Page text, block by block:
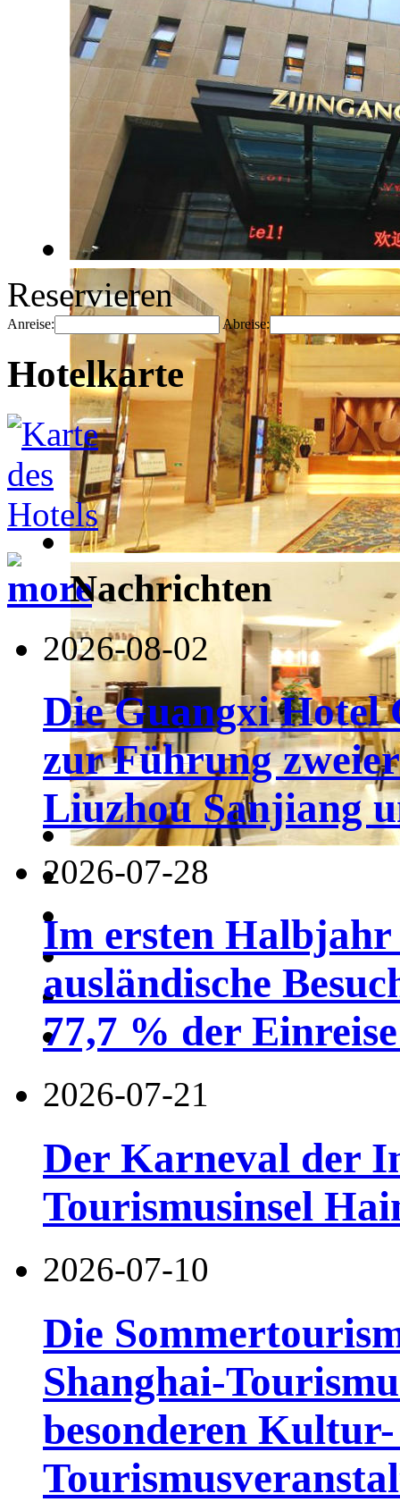
Reservieren
Anreise: Abreise:
Hotelkarte
Nachrichten
2026-08-02
Die Guangxi Hotel
zur Führung
Liuzhou Sanjiang
2026-07-28
Im ersten
ausländische
77,7 % der
2026-07-21
Der Karneval der
Tourismusinsel
2026-07-10
Die
Shanghai-
besonderen